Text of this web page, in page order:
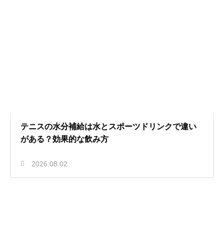
テニスの水分補給は水とスポーツドリンクで違い
がある？効果的な飲み方
2026.08.02